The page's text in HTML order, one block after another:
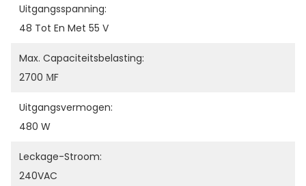
Uitgangsspanning:
48 Tot En Met 55 V
Max. Capaciteitsbelasting:
2700 ΜF
Uitgangsvermogen:
480 W
Leckage-Stroom:
240VAC